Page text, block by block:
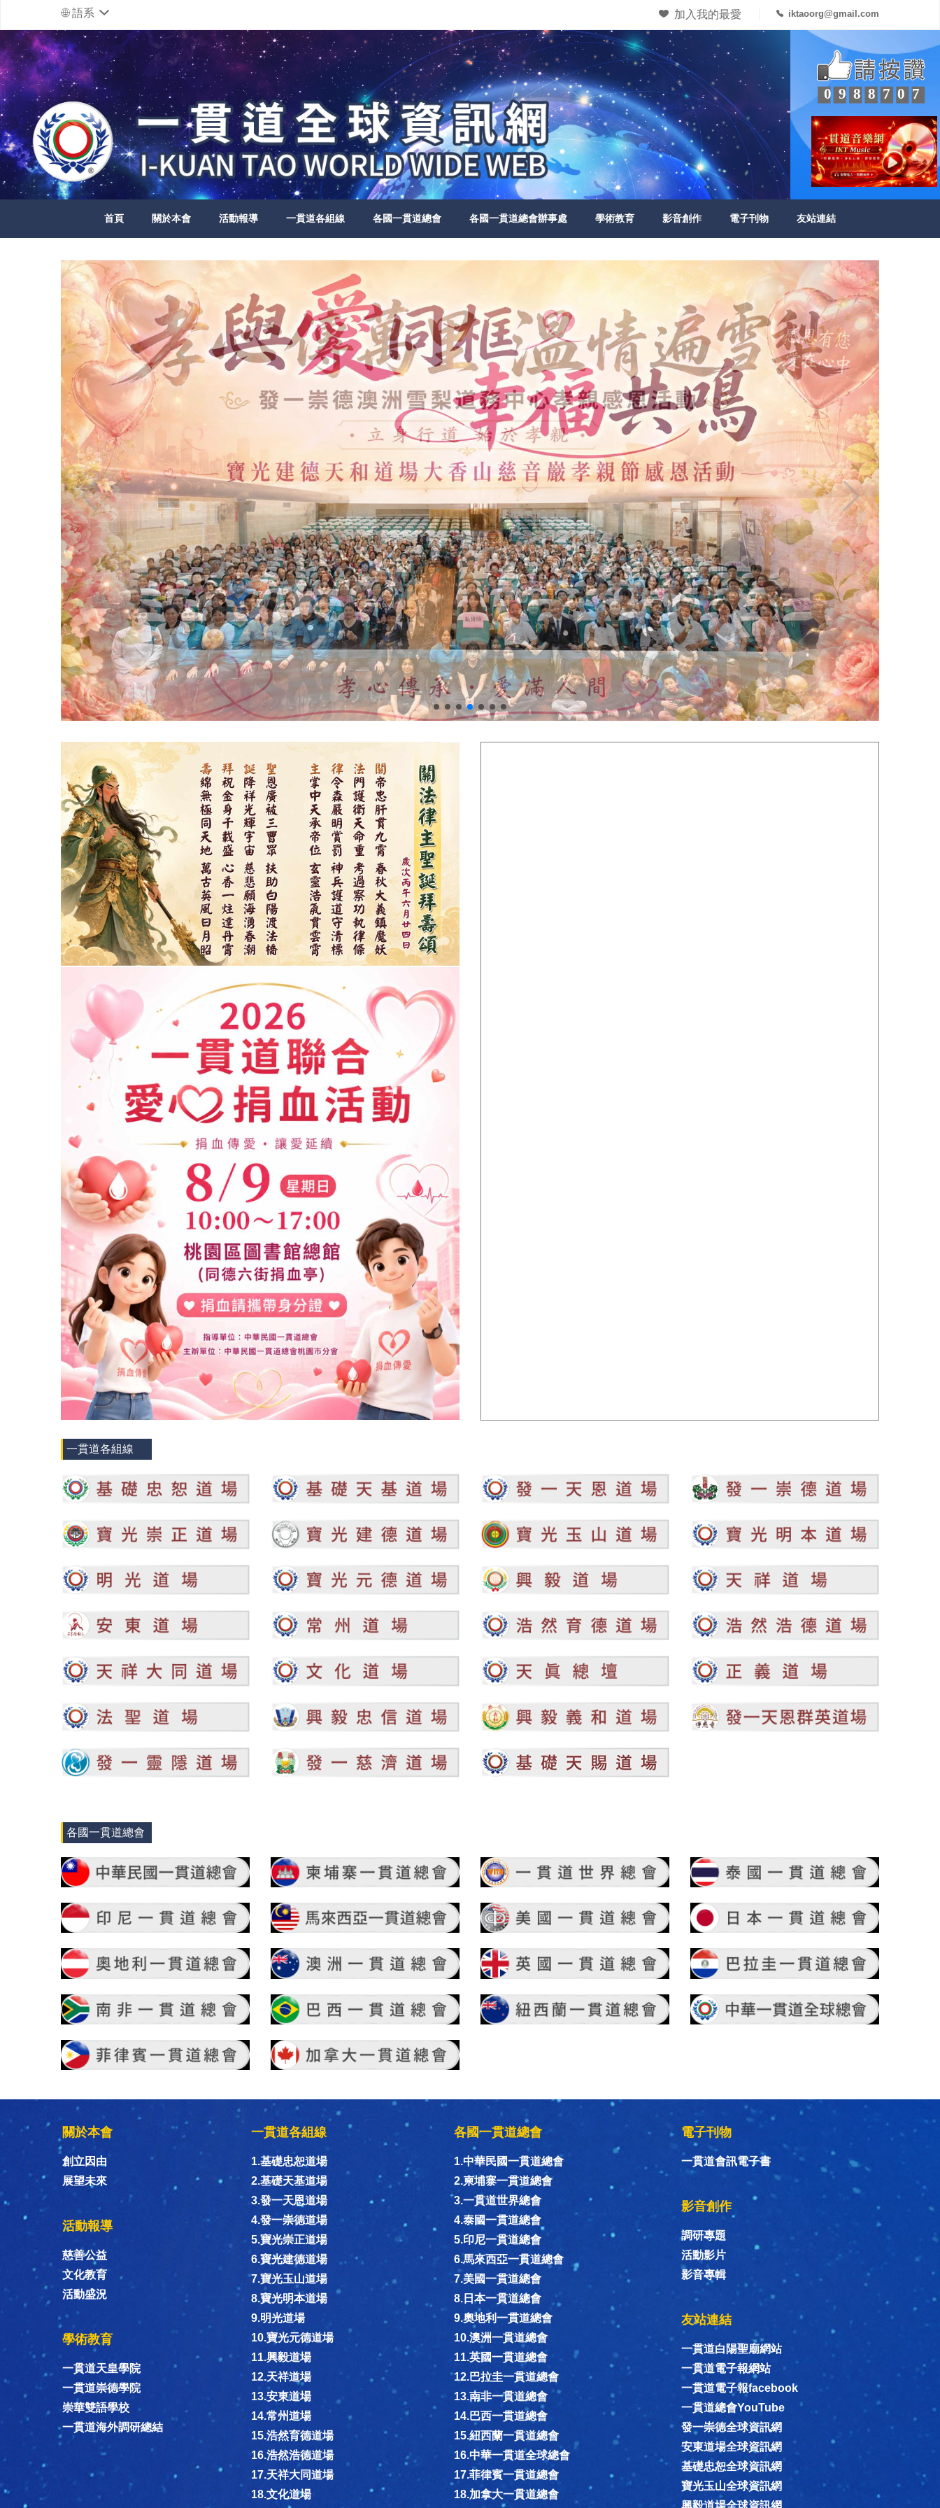
語系 加入我的最愛 iktaoorg@gmail.com
0988707
首頁 關於本會 活動報導 一貫道各組線 各國一貫道總會 各國一貫道總會辦事處 學術教育 影音創作 電子刊物 友站連結
一貫道各組線
各國一貫道總會
關於本會
創立因由
展望未來
活動報導
慈善公益
文化教育
活動盛況
學術教育
一貫道天皇學院
一貫道崇德學院
崇華雙語學校
一貫道海外調研總結
一貫道各組線
1.基礎忠恕道場
2.基礎天基道場
3.發一天恩道場
4.發一崇德道場
5.寶光崇正道場
6.寶光建德道場
7.寶光玉山道場
8.寶光明本道場
9.明光道場
10.寶光元德道場
11.興毅道場
12.天祥道場
13.安東道場
14.常州道場
15.浩然育德道場
16.浩然浩德道場
17.天祥大同道場
18.文化道場
各國一貫道總會
1.中華民國一貫道總會
2.柬埔寨一貫道總會
3.一貫道世界總會
4.泰國一貫道總會
5.印尼一貫道總會
6.馬來西亞一貫道總會
7.美國一貫道總會
8.日本一貫道總會
9.奧地利一貫道總會
10.澳洲一貫道總會
11.英國一貫道總會
12.巴拉圭一貫道總會
13.南非一貫道總會
14.巴西一貫道總會
15.紐西蘭一貫道總會
16.中華一貫道全球總會
17.菲律賓一貫道總會
18.加拿大一貫道總會
電子刊物
一貫道會訊電子書
影音創作
調研專題
活動影片
影音專輯
友站連結
一貫道白陽聖廟網站
一貫道電子報網站
一貫道電子報facebook
一貫道總會YouTube
發一崇德全球資訊網
安東道場全球資訊網
基礎忠恕全球資訊網
寶光玉山全球資訊網
興毅道場全球資訊網